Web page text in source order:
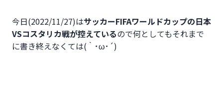
今日(2022/11/27)はサッカーFIFAワールドカップの日本
VSコスタリカ戦が控えているので何としてもそれまで
に書き終えなくては(｀･ω･´)